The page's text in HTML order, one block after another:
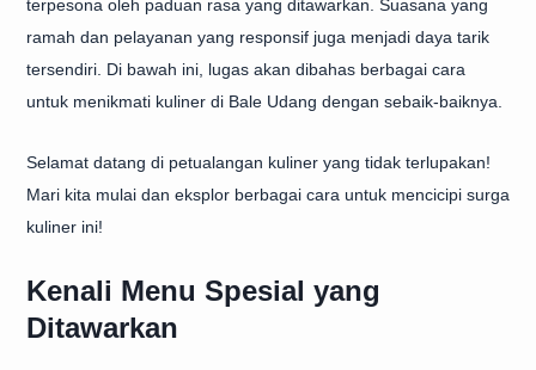
terpesona oleh paduan rasa yang ditawarkan. Suasana yang
ramah dan pelayanan yang responsif juga menjadi daya tarik
tersendiri. Di bawah ini, lugas akan dibahas berbagai cara
untuk menikmati kuliner di Bale Udang dengan sebaik-baiknya.
Selamat datang di petualangan kuliner yang tidak terlupakan!
Mari kita mulai dan eksplor berbagai cara untuk mencicipi surga
kuliner ini!
Kenali Menu Spesial yang
Ditawarkan